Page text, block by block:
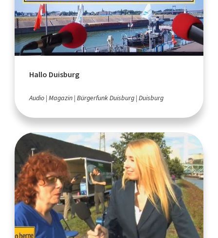
Hallo Duisburg
Audio Magazin Bürgerfunk Duisburg Duisburg